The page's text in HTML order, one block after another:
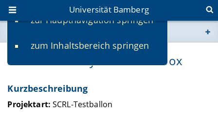
zur Hauptnavigation springen
zum Inhaltsbereich springen
Universität Bamberg
www.uni-bamberg.de
fis.uni-bamberg.de
SCET: Smart City Ethical Toolbox
Kurzbeschreibung
Projektart:SCRL-Testballon